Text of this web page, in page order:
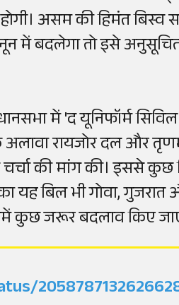
असम की हिमंत बिस्व
में बदलेगा तो इसे
में 'द यूनिफॉर्म
अलावा रायजोर दल और
की मांग की। इससे
यह बिल भी गोवा, गुजरात
कुछ जरूर बदलाव किए